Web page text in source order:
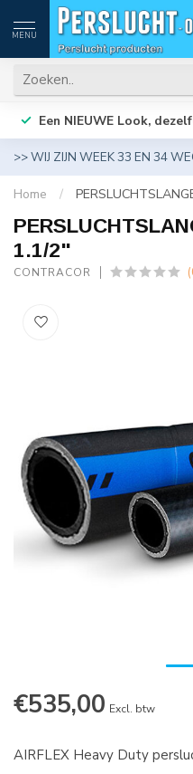
MENU
Een NIEUWE Look,
>> WIJ ZIJN WEEK 33 EN 34
Home /
1.1/2"
CONTRACOR
€535,00 Excl. btw
AIRFLEX Heavy Duty